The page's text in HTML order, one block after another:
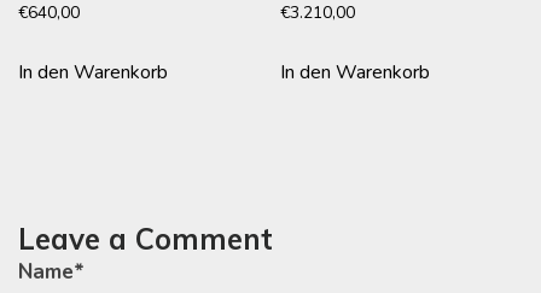
€640,00
In den Warenkorb
€3.210,00
In den Warenkorb
Leave a Comment
Name*